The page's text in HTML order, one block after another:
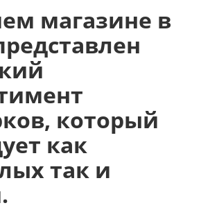
магазине в
который
как
так и